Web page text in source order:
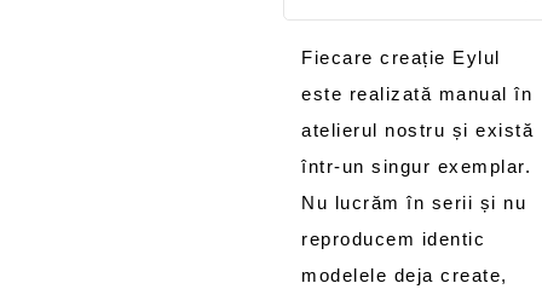
Fiecare creație Eylul
este realizată manual în
atelierul nostru și există
într-un singur exemplar.
Nu lucrăm în serii și nu
reproducem identic
modelele deja create,